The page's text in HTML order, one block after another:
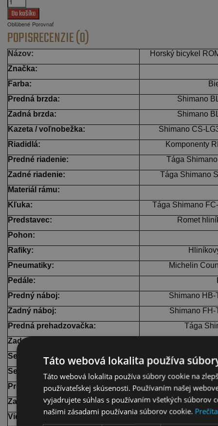
Obľúbené Porovnať
POPISRECENZIE (0)
Názov:
Horský bicykel
Značka:
Farba:
Predná brzda:
Shimano
Zadná brzda:
Shimano
Kazeta / voľnobežka:
Shimano CS-
Riadidlá:
Komponenty
Predné riadenie:
Tága
Zadné riadenie:
Tága Shimano
Materiál rámu:
Kľuka:
Tága Shimano
Predstavec:
Romet
Pohon:
Rafiky:
Pneumatiky:
Michelin
Pedále:
Predný náboj:
Shimano HB-
Zadný náboj:
Shimano FH-
Predná prehadzovačka:
Tága
Zadná prehadzovačka:
Sedlo:
Sedlovka:
Romet
Predný brzdový kotúč:
Shimano SM-
Zadný brzdový kotúč:
Shimano SM-
Vidlica:
Táto webová lokalita používa
Táto webová lokalita používa súbory cookie na
používateľskej skúsenosti. Používaním našej
vyjadrujete súhlas s používaním všetkých súborov
našimi zásadami používania súborov cookie.